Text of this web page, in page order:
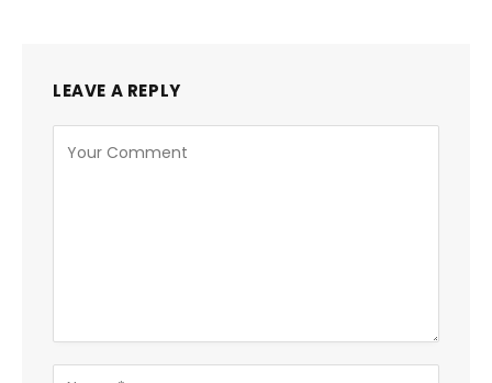
LEAVE A REPLY